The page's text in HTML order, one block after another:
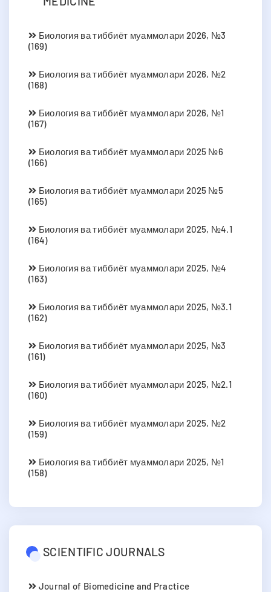
Биология ва тиббиёт муаммолари 2026, №3
(169)
Биология ва тиббиёт муаммолари 2026, №2
(168)
Биология ва тиббиёт муаммолари 2026, №1
(167)
Биология ва тиббиёт муаммолари 2025 №6
(166)
Биология ва тиббиёт муаммолари 2025 №5
(165)
Биология ва тиббиёт муаммолари 2025, №4.1
(164)
Биология ва тиббиёт муаммолари 2025, №4
(163)
Биология ва тиббиёт муаммолари 2025, №3.1
(162)
Биология ва тиббиёт муаммолари 2025, №3
(161)
Биология ва тиббиёт муаммолари 2025, №2.1
(160)
Биология ва тиббиёт муаммолари 2025, №2
(159)
Биология ва тиббиёт муаммолари 2025, №1
(158)
SCIENTIFIC JOURNALS
Journal of Biomedicine and Practice